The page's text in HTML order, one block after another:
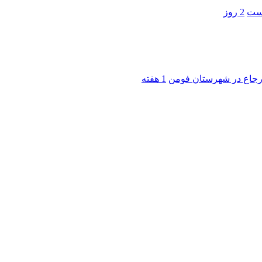
2 روز
ارجاع در شهرستان فومن 1 هفته